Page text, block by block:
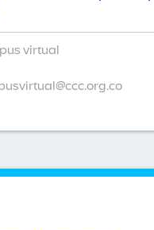
virtual